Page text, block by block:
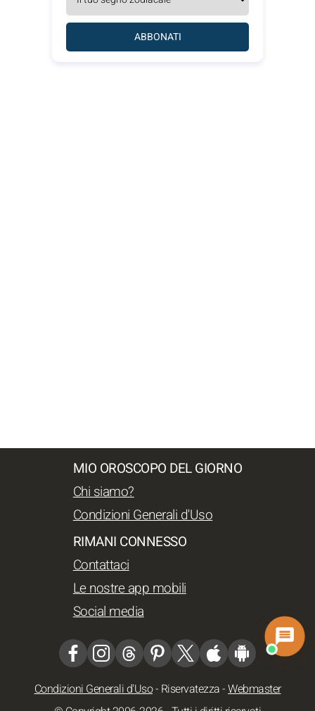
ABBONATI
MIO OROSCOPO DEL GIORNO
Chi siamo?
Condizioni Generali d'Uso
RIMANI CONNESSO
Contattaci
Le nostre app mobili
Social media
Condizioni Generali d'Uso- Riservatezza-Webmaster